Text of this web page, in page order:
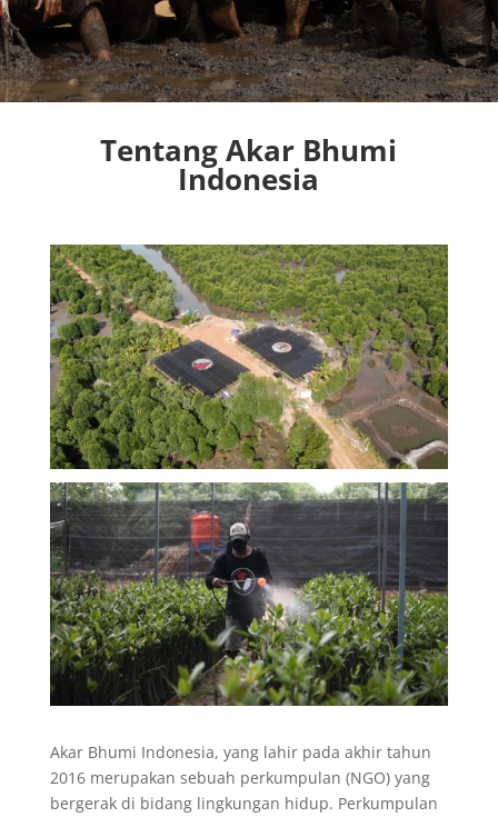
Tentang Akar Bhumi
Indonesia
Akar Bhumi Indonesia, yang lahir pada akhir tahun
2016 merupakan sebuah perkumpulan (NGO) yang
bergerak di bidang lingkungan hidup. Perkumpulan